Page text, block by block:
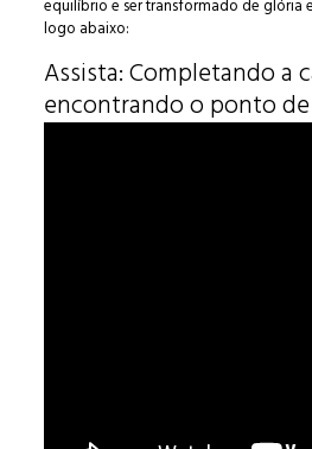
equilíbrio e ser transformado de glória
logo abaixo:
Assista: Completando a
encontrando o ponto